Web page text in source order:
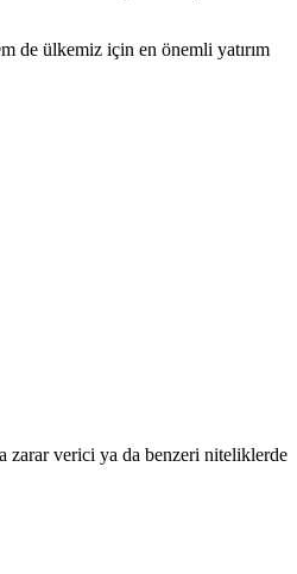
de ülkemiz için en önemli yatırım
zarar verici ya da benzeri niteliklerde